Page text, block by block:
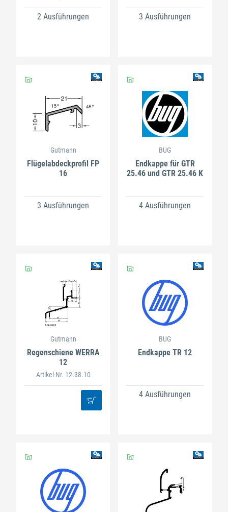
2 Ausführungen 3 Ausführungen
Gutmann
Flügelabdeckprofil FP
16
3 Ausführungen
BUG
Endkappe für GTR
25.46 und GTR 25.46 K
4 Ausführungen
Gutmann
Regenschiene WERRA
12
Artikel-Nr. 12.38.10
BUG
Endkappe TR 12
4 Ausführungen